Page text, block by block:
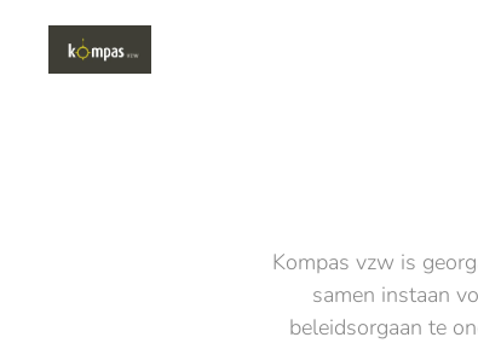
Kompas vzw is
samen instaan
beleidsorgaan te